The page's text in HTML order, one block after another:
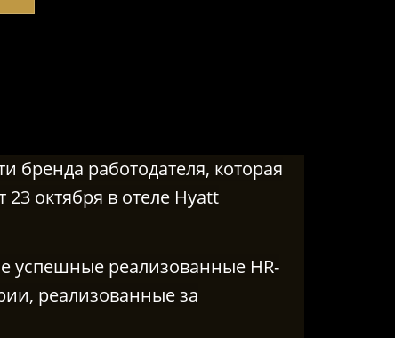
бренда работодателя, которая
октября в отеле Hyatt
успешные реализованные HR-
реализованные за